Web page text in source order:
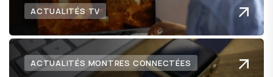
ACTUALITÉS TV
ACTUALITÉS MONTRES CONNECTÉES